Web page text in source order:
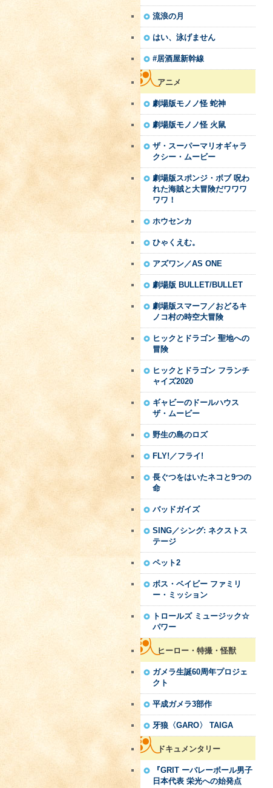
流浪の月
はい、泳げません
#居酒屋新幹線
アニメ
劇場版モノノ怪 蛇神
劇場版モノノ怪 火鼠
ザ・スーパーマリオギャラ
クシー・ムービー
劇場版スポンジ・ボブ 呪わ
れた海賊と大冒険だワワワ
ワワ！
ホウセンカ
ひゃくえむ。
アズワン／AS ONE
劇場版 BULLET/BULLET
劇場版スマーフ／おどるキ
ノコ村の時空大冒険
ヒックとドラゴン 聖地への
冒険
ヒックとドラゴン フランチ
ャイズ2020
ギャビーのドールハウス
ザ・ムービー
野生の島のロズ
FLY!／フライ!
長ぐつをはいたネコと9つの
命
バッドガイズ
SING／シング: ネクストス
テージ
ペット2
ボス・ベイビー ファミリ
ー・ミッション
トロールズ ミュージック☆
パワー
ヒーロー・特撮・怪獣
ガメラ生誕60周年プロジェ
クト
平成ガメラ3部作
牙狼〈GARO〉 TAIGA
ドキュメンタリー
『GRIT ーバレーボール男子
日本代表 栄光への始発点